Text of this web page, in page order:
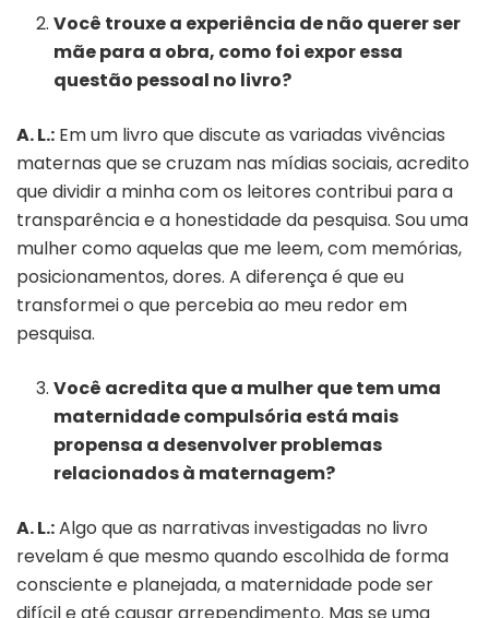
Você trouxe a experiência de não querer ser
mãe para a obra, como foi expor essa
questão pessoal no livro?
A. L.: Em um livro que discute as variadas vivências
maternas que se cruzam nas mídias sociais, acredito
que dividir a minha com os leitores contribui para a
transparência e a honestidade da pesquisa. Sou uma
mulher como aquelas que me leem, com memórias,
posicionamentos, dores. A diferença é que eu
transformei o que percebia ao meu redor em
pesquisa.
Você acredita que a mulher que tem uma
maternidade compulsória está mais
propensa a desenvolver problemas
relacionados à maternagem?
A. L.:Algo que as narrativas investigadas no livro
revelam é que mesmo quando escolhida de forma
consciente e planejada, a maternidade pode ser
difícil e até causar arrependimento. Mas se uma